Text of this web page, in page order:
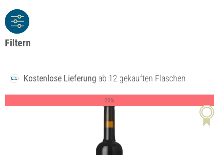
Filtern
Kostenlose Lieferung ab 12 gekauften Flaschen
20%